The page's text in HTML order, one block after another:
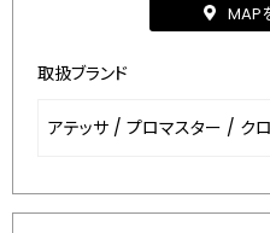
MAP
取扱ブランド
アテッサ / プロマスター / ク